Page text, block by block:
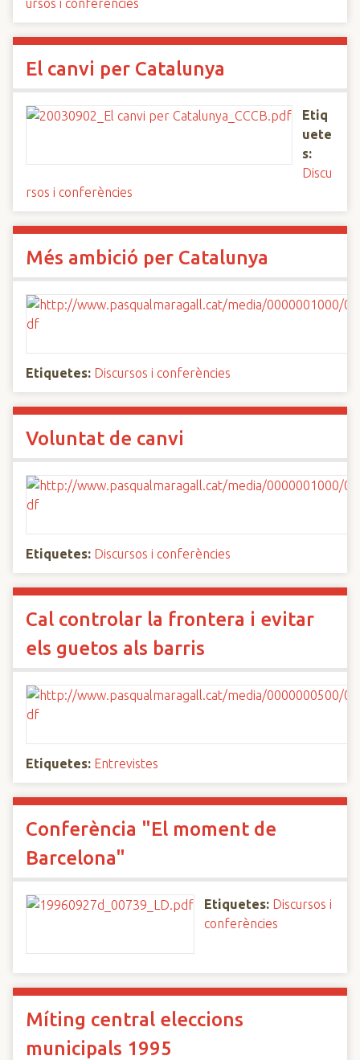
ursos i conferències
El canvi per Catalunya
Etiq
uete
s:
Discu
rsos i conferències
Més ambició per Catalunya
Etiquetes: Discursos i conferències
Voluntat de canvi
Etiquetes: Discursos i conferències
Cal controlar la frontera i evitar
els guetos als barris
Etiquetes: Entrevistes
Conferència "El moment de
Barcelona"
Etiquetes: Discursos i
conferències
Míting central eleccions
municipals 1995